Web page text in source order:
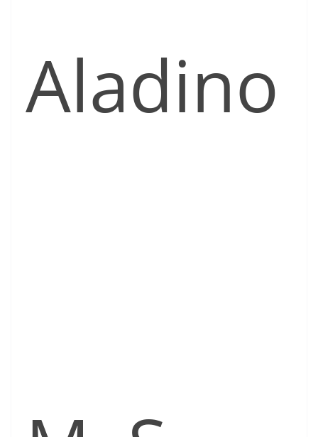
Aladino